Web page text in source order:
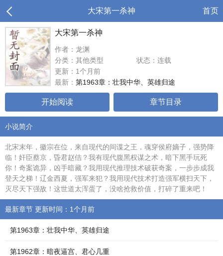
大宋第一杀神 首页
大宋第一杀神
作者：龙渊
分类：其他类型
状态：连载
更新：1个月前
最新： 第1963章：壮我中华、英雄归途
开始阅读 章节目录
小说简介
北宋末年，徽宗在位，来自现代的间谍之王，魂穿侯府嫡子，强势降
临！奸臣蔡京，昏君赵佶？我有现代腹黑权谋之术，暗下黑手玩死
你！奇案诡异，凶手暗藏？我用现代推理技术破获奇案，一步步成我
登天之梯！辽金西夏，强军来犯？我用现代技术打造强军横扫天下，
灭尽天下强敌！这世道太浑蛋了，没啥抢救价值，打碎了重来吧！
最新章节 更新时间：1个月前
第1963章：壮我中华、英雄归途
第1962章：暗夜逼宫、君心几重